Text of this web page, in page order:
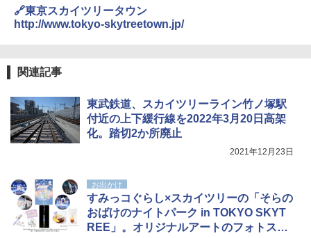
￥2,277
[キャンパーズコレクション 山善] 傘みたいに
広げるだけ パッとサッとテント ブラックコ
ーティング フルクローズ メッシュ 3-4人用
[キャンパーズコレクション 山善] 傘みたいに
広げるだけ パッとサッとテント キューブワ
イドプラス ブラックコーティング フルクロ
ーズ メッシュ 5人用 簡単設置 ポップアップ
￥15,990
秒）射程5～10m 安全ロック搭載 携帯収納袋
付き ヒグマ・イノシシ対策 自治体・教育機
関の購入実績 登山・キャンプ・アウトドア・
着替えテント トイレテント 透けない【換気
通気窓付き】収納袋付き UVカット 防水 防災
🔗東京スカイツリータウン
http://www.tokyo-skytreetown.jp/
関連記事
東武鉄道、スカイツリーライン竹ノ塚駅
付近の上下緩行線を2022年3月20日高架
化。踏切2か所廃止
2021年12月23日
お出かけ
すみっコぐらし×スカイツリーの「そらの
おばけのナイトパーク in TOKYO SKYT
REE」。オリジナルアートのフォトスポ